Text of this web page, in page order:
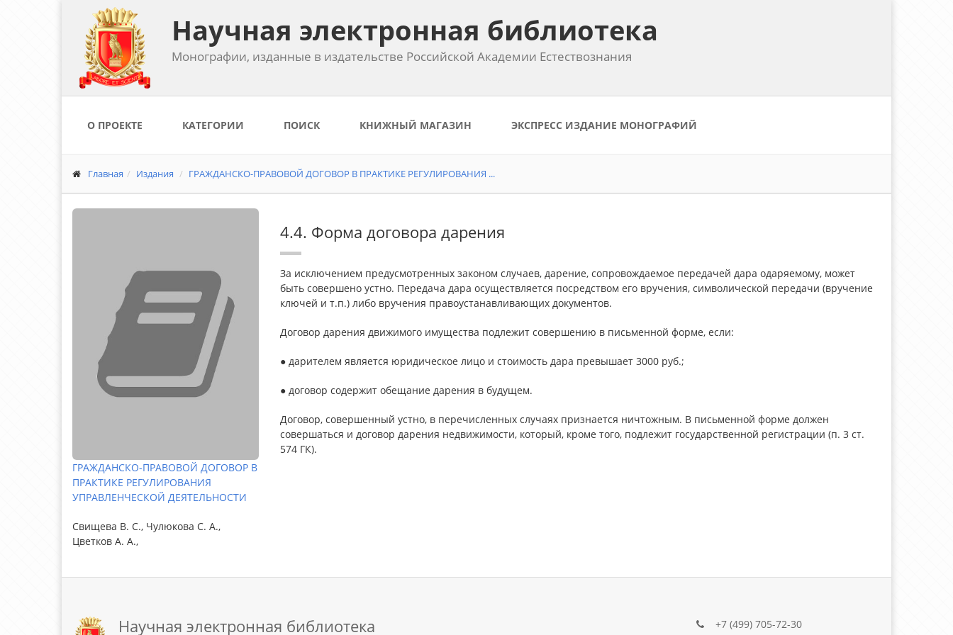
Научная электронная библиотека
Монографии, изданные в издательстве Российской Академии Естествознания
О ПРОЕКТЕ КАТЕГОРИИ ПОИСК КНИЖНЫЙ МАГАЗИН ЭКСПРЕСС ИЗДАНИЕ МОНОГРАФИЙ
Главная Издания ГРАЖДАНСКО-ПРАВОВОЙ ДОГОВОР В ПРАКТИКЕ РЕГУЛИРОВАНИЯ ...
ГРАЖДАНСКО-ПРАВОВОЙ ДОГОВОР В
ПРАКТИКЕ РЕГУЛИРОВАНИЯ
УПРАВЛЕНЧЕСКОЙ ДЕЯТЕЛЬНОСТИ
Свищева В. С., Чулюкова С. А.,
Цветков А. А.,
4.4. Форма договора дарения
За исключением предусмотренных законом случаев, дарение, сопровождаемое передачей дара одаряемому, может
быть совершено устно. Передача дара осуществляется посредством его вручения, символической передачи (вручение
ключей и т.п.) либо вручения правоустанавливающих документов.
Договор дарения движимого имущества подлежит совершению в письменной форме, если:
● дарителем является юридическое лицо и стоимость дара превышает 3000 руб.;
● договор содержит обещание дарения в будущем.
Договор, совершенный устно, в перечисленных случаях признается ничтожным. В письменной форме должен
совершаться и договор дарения недвижимости, который, кроме того, подлежит государственной регистрации (п. 3 ст.
574 ГК).
Научная электронная библиотека +7 (499) 705-72-30